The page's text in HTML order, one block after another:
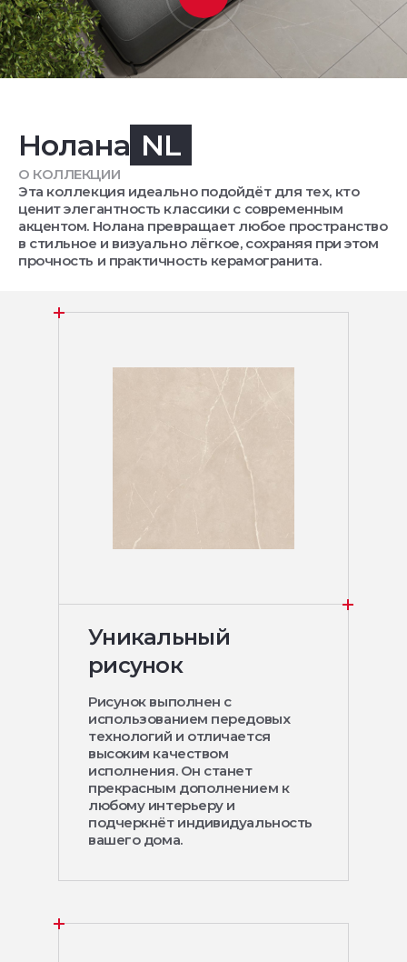
Нолана NL
О КОЛЛЕКЦИИ
Эта коллекция идеально подойдёт для тех, кто
ценит элегантность классики с современным
акцентом. Нолана превращает любое пространство
в стильное и визуально лёгкое, сохраняя при этом
прочность и практичность керамогранита.
Уникальный
рисунок
Рисунок выполнен с
использованием передовых
технологий и отличается
высоким качеством
исполнения. Он станет
прекрасным дополнением к
любому интерьеру и
подчеркнёт индивидуальность
вашего дома.